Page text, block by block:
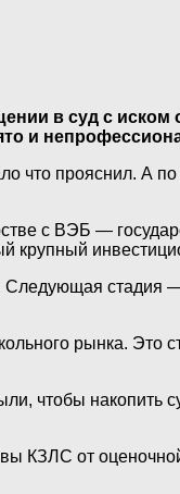
в суд с иском
и
что прояснил. А по
с ВЭБ —
крупный
Следующая стадия
рынка. Это
чтобы накопить
КЗЛС от